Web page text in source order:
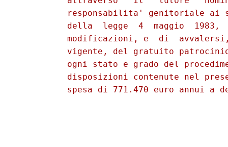
responsabilita' genitoriale ai
della  legge  4  maggio  1983,
modificazioni, e  di
vigente, del gratuito
ogni stato e grado del
disposizioni contenute nel